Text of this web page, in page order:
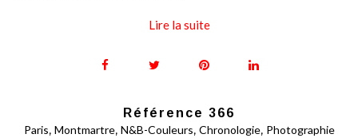
Lire la suite
Référence 366
Paris, Montmartre, N&B-Couleurs, Chronologie, Photographie